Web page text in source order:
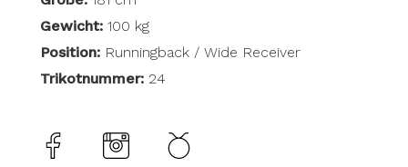
Gewicht:100 kg
Position:Runningback / Wide Receiver
Trikotnummer: 24